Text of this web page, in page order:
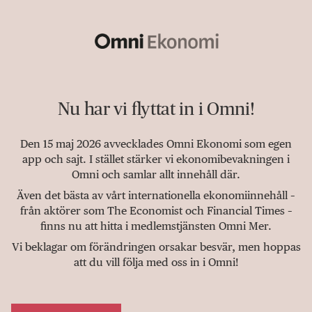
Nu har vi flyttat in i Omni!
Den 15 maj 2026 avvecklades Omni Ekonomi som egen
app och sajt. I stället stärker vi ekonomibevakningen i
Omni och samlar allt innehåll där.
Även det bästa av vårt internationella ekonomiinnehåll –
från aktörer som The Economist och Financial Times –
finns nu att hitta i medlemstjänsten Omni Mer.
Vi beklagar om förändringen orsakar besvär, men hoppas
att du vill följa med oss in i Omni!